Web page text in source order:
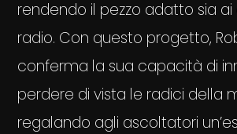
rendendo il pezzo adatto sia
radio. Con questo progetto,
conferma la sua capacità di
perdere di vista le radici della
regalando agli ascoltatori